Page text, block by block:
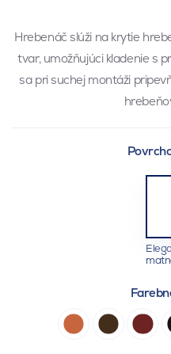
Hrebenáč slúži na krytie
tvar, umožňujúci kladenie s
sa pri suchej montáži